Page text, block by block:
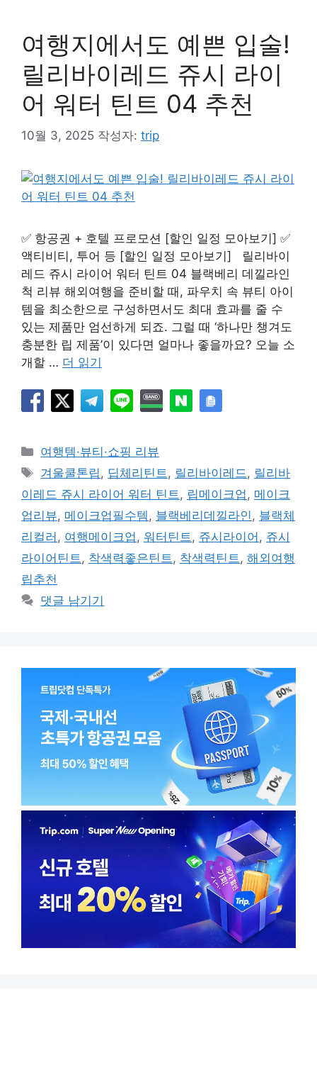
여행지에서도 예쁜 입술!
릴리바이레드 쥬시 라이
어 워터 틴트 04 추천
10월 3, 2025 작성자: trip
✅ 항공권 + 호텔 프로모션 [할인 일정 모아보기] ✅
액티비티, 투어 등 [할인 일정 모아보기] 릴리바이
레드 쥬시 라이어 워터 틴트 04 블랙베리 데낄라인
척 리뷰 해외여행을 준비할 때, 파우치 속 뷰티 아이
템을 최소한으로 구성하면서도 최대 효과를 줄 수
있는 제품만 엄선하게 되죠. 그럴 때 ‘하나만 챙겨도
충분한 립 제품’이 있다면 얼마나 좋을까요? 오늘 소
개할 … 더 읽기
카
테
리
여행템·뷰티·쇼핑 리뷰
태
그
겨울쿨톤립, 딥체리틴트, 릴리바이레드, 릴리바
이레드 쥬시 라이어 워터 틴트, 립메이크업, 메이크
업리뷰, 메이크업필수템, 블랙베리데낄라인, 블랙체
리컬러 , 여행메이크업, 워터틴트, 쥬시라이어 , 쥬시
라이어틴트, 착색력좋은틴트, 착색력틴트, 해외여행
립추천
댓글 남기기